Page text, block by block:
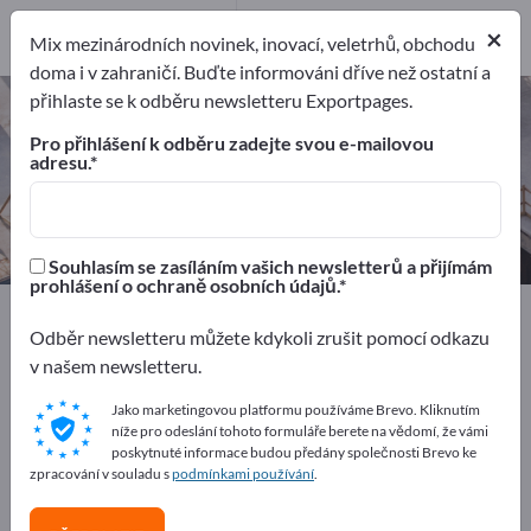
Golfové příslušenství – najděte
výrobce a dodavatele
2 1 1
Výrobci1
Distributorů
Inzerujte zdarma na Exportpages!
Potřeby – Nabídky – Použité zboží – Obchodní kontakty
>> začněte zde
Zveřejněte svou společnost a své
×
Mix mezinárodních novinek, inovací, veletrhů, obchodu
doma i v zahraničí. Buďte informováni dříve než ostatní a
přihlaste se k odběru newsletteru Exportpages.
Pro přihlášení k odběru zadejte svou e-mailovou
adresu.
Souhlasím se zasíláním vašich newsletterů a přijímám
prohlášení o ochraně osobních údajů.
Odběr newsletteru můžete kdykoli zrušit pomocí odkazu
v našem newsletteru.
Jako marketingovou platformu používáme Brevo. Kliknutím
níže pro odeslání tohoto formuláře berete na vědomí, že vámi
poskytnuté informace budou předány společnosti Brevo ke
zpracování v souladu spodmínkami používání.